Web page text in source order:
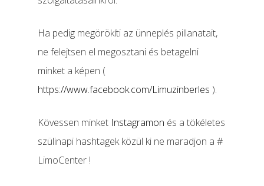
Ha pedig megörökíti az ünneplés pillanatait,
ne felejtsen el megosztani és betagelni
minket a képen (
https://www.facebook.com/Limuzinberles ).
Kövessen minket Instagramon és a tökéletes
szülinapi hashtagek közül ki ne maradjon a #
LimoCenter !